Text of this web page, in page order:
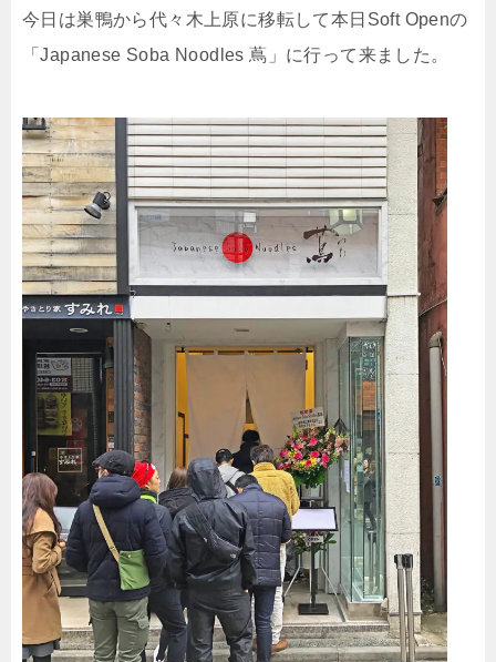
今日は巣鴨から代々木上原に移転して本日Soft Openの
「Japanese Soba Noodles 蔦」に行って来ました。